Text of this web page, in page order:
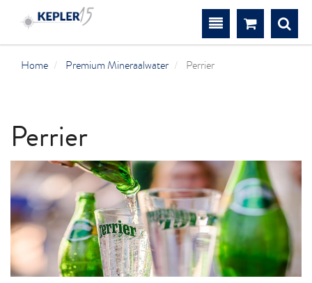
Toggle
Home Premium Mineraalwater Perrier
Perrier